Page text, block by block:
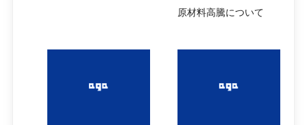
原材料高騰について